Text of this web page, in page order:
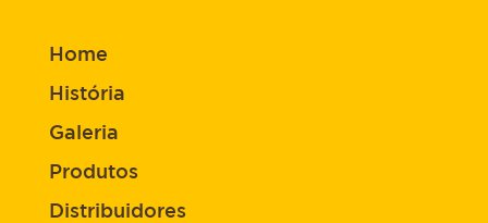
Home
História
Galeria
Produtos
Distribuidores